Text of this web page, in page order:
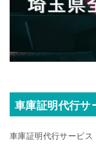
車庫証明代行サ
車庫証明代行サービス